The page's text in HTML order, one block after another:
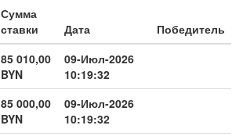
Сумма
ставки
Дата
Победитель
85 010,00
BYN
09-Июл-2026
10:19:32
85 000,00
BYN
09-Июл-2026
10:19:32